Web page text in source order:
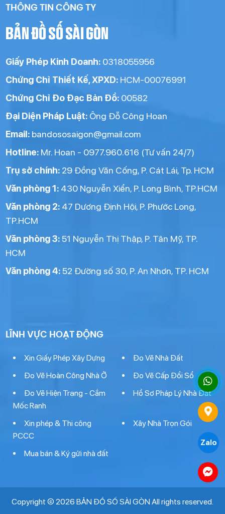
THÔNG TIN CÔNG TY
BẢN ĐỒ SỐ SÀI GÒN
Giấy Phép Kinh Doanh: 0318055956
Chứng Chỉ Thiết Kế, XPXD: HCM-00076991
Chứng Chỉ Đo Đạc Bản Đồ: 00582
Đại Diện Pháp Luật: Ông Đỗ Công Hoan
Email: bandososaigon@gmail.com
Hotline: Mr. Hoan - 0977.960.616 (Tư vấn 24/7)
Trụ sở chính: 29 Đồng Văn Cống, P. Cát Lái, Tp. HCM
Văn phòng 1: 430 Nguyễn Xiển, P. Long Bình, TP.HCM
Văn phòng 2: 47 Dương Định Hội, P. Phước Long,
TP.HCM
Văn phòng 3: 51 Nguyễn Thị Thập, P. Tân Mỹ, TP.
HCM
Văn phòng 4: 52 Đường số 30, P. An Nhơn, TP. HCM
LĨNH VỰC HOẠT ĐỘNG
Xin Giấy Phép Xây Dựng
Đo Vẽ Nhà Đất
Đo Vẽ Hoàn Công Nhà Ở
Đo Vẽ Cấp Đổi Sổ
Đo Vẽ Hiện Trạng - Cắm
Mốc Ranh
Hồ Sơ Pháp Lý Nhà Đất
Xin phép & Thi công
PCCC
Xây Nhà Trọn Gói
Mua bán & Ký gửi nhà đất
Copyright © 2026 BẢN ĐỒ SỐ SÀI GÒN All rights reserved.
Zalo